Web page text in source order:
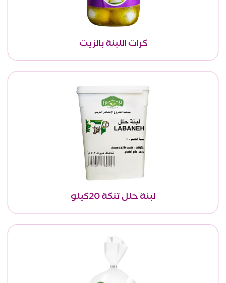
كرات اللبنة بالزيت
لبنة حلل تنكة 20كيلو